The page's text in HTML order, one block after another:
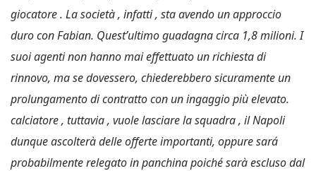
giocatore . La società , infatti , sta avendo un approccio
duro con Fabian. Quest’ultimo guadagna circa 1,8 milioni. I
suoi agenti non hanno mai effettuato un richiesta di
rinnovo, ma se dovessero, chiederebbero sicuramente un
prolungamento di contratto con un ingaggio più elevato.
calciatore , tuttavia , vuole lasciare la squadra , il Napoli
dunque ascolterà delle offerte importanti, oppure sará
probabilmente relegato in panchina poiché sarà escluso dal